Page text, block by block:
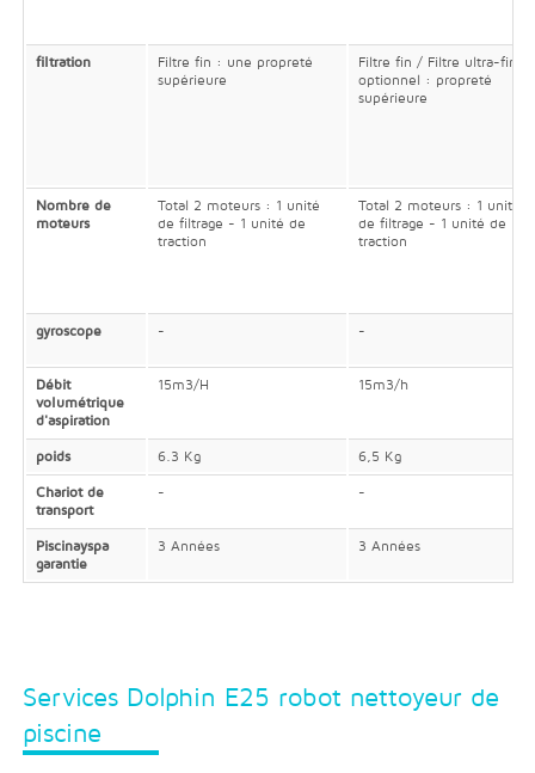
filtration
Filtre fin : une propreté
supérieure
Filtre fin / Filtre ultra-fin
optionnel : propreté
supérieure
Nombre de
moteurs
Total 2 moteurs : 1 unité
de filtrage - 1 unité de
traction
Total 2 moteurs : 1 unité
de filtrage - 1 unité de
traction
gyroscope - -
Débit
volumétrique
d'aspiration
15m3/H 15m3/h
poids 6.3 Kg
6,5 Kg
Chariot de
transport
- -
Piscinayspa
garantie
3 Années 3 Années
Services Dolphin E25 robot nettoyeur de
piscine